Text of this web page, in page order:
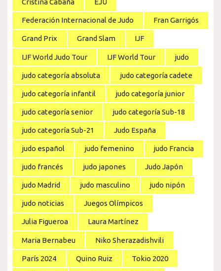
Cristina Cabaña EJU
Federación Internacional de Judo Fran Garrigós
Grand Prix Grand Slam IJF
IJF World Judo Tour IJF World Tour judo
judo categoría absoluta judo categoría cadete
judo categoría infantil judo categoría junior
judo categoría senior judo categoría Sub-18
judo categoría Sub-21 Judo España
judo español judo femenino judo Francia
judo francés judo japones Judo Japón
judo Madrid judo masculino judo nipón
judo noticias Juegos Olímpicos
Julia Figueroa Laura Martínez
Maria Bernabeu Niko Sherazadishvili
París 2024 Quino Ruiz Tokio 2020